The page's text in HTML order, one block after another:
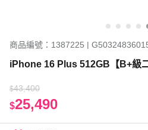
商品編號：1387225 |
iPhone 16 Plus 512GB【B+級
$43,400
$25,490